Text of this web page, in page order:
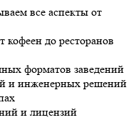
все аспекты от
до ресторанов
форматов заведений
и инженерных решений
и лицензий